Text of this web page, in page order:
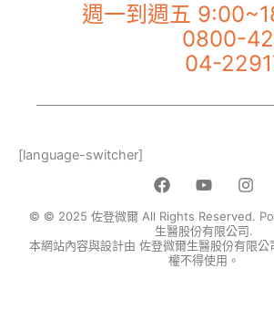
週一到週五
0800-
04-
[language-switcher]
F
a
c
e
b
o
Y
u
t
u
b
I
n
s
t
a
© © 2025 佐登微爾 All Rights Reserved.
生醫股份有限公司.
本網站內容與設計由 佐登微爾生醫股份有限
權不得使用。